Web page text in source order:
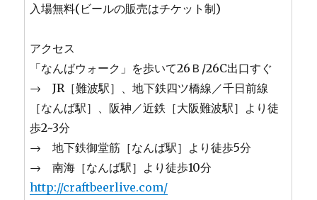
入場無料(ビールの販売はチケット制)
アクセス
「なんばウォーク」を歩いて26Ｂ/26C出口すぐ
→ JR［難波駅］、地下鉄四ツ橋線／千日前線
［なんば駅］、阪神／近鉄［大阪難波駅］より徒
歩2~3分
→ 地下鉄御堂筋［なんば駅］より徒歩5分
→ 南海［なんば駅］より徒歩10分
http://craftbeerlive.com/